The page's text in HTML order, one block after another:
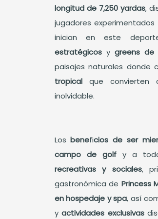
longitud de 7,250 yardas,
jugadores
inician en este
estratégicos y greens de
paisajes naturales donde
tropical que convierten
inolvidable.
Losbeneficios de ser
campo de golf y a
recreativas y sociales,
gastronómica de Princess
en hospedaje y spa, así
yactividades exclusivas